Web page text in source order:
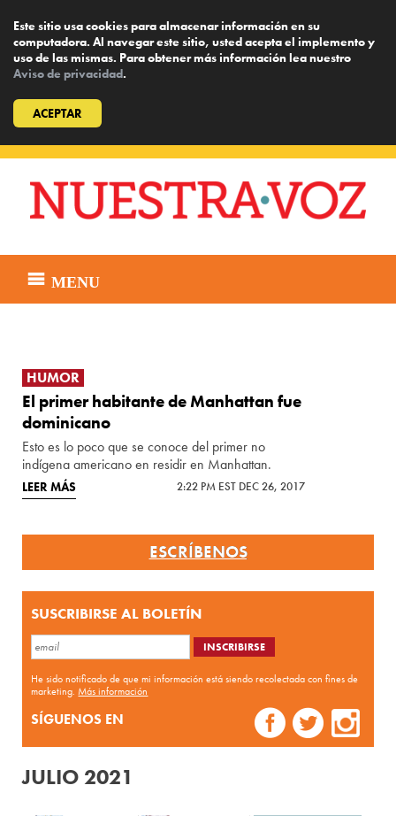
Este sitio usa cookies para almacenar información en su
computadora. Al navegar este sitio, usted acepta el implemento y
uso de las mismas. Para obtener más información lea nuestro
Aviso de privacidad.
ACEPTAR
content
MENU
HUMOR
El primer habitante de Manhattan fue
dominicano
Esto es lo poco que se conoce del primer no
indígena americano en residir en Manhattan.
LEER MÁS 2:22 PM EST DEC 26, 2017
ESCRÍBENOS
SUSCRIBIRSE AL BOLETÍN
He sido notificado de que mi información está siendo recolectada con fines de
marketing.Más información
SÍGUENOS EN
JULIO 2021